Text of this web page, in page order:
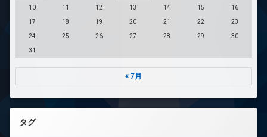
10 11 12 13 14 15 16
17 18 19 20 21 22 23
24 25 26 27 28 29 30
31
« 7月
タグ